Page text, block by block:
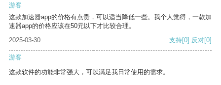
游客
这款加速器app的价格有点贵，可以适当降低一些。我个人觉得，一款加
速器app的价格应该在50元以下才比较合理。
2025-03-30
支持[0] 反对[0]
游客
这款软件的功能非常强大，可以满足我日常使用的需求。